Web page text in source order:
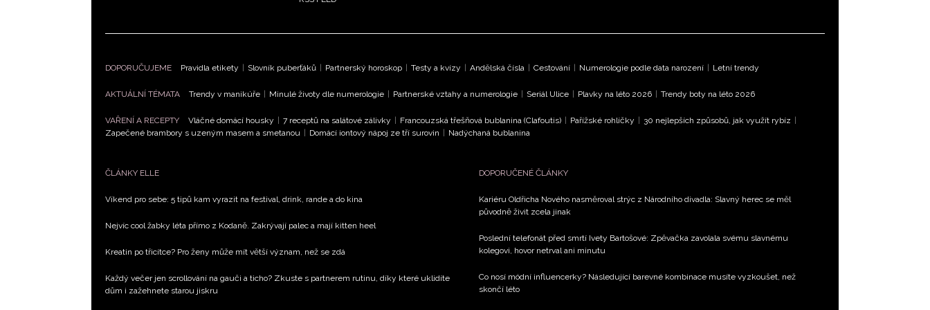
DOPORUČUJEME Pravidla etikety Slovník puberťáků Partnerský horoskop Testy a kvízy Andělská čísla Cestování Numerologie podle data narození Letní trendy
AKTUÁLNÍ TÉMATA Trendy v manikúře Minulé životy dle numerologie Partnerské vztahy a numerologie Seriál Ulice Plavky na léto 2026 Trendy boty na léto 2026
VAŘENÍ A RECEPTY Vláčné domácí housky 7 receptů na salátové zálivky Francouzská třešňová bublanina (Clafoutis) Pařížské rohlíčky 30 nejlepších způsobů, jak využít rybíz
Zapečené brambory s uzeným masem a smetanou
Domácí iontový nápoj ze tří surovin Nadýchaná bublanina
ČLÁNKY ELLE
Víkend pro sebe: 5 tipů kam vyrazit na festival, drink, rande a do kina
Nejvíc cool žabky léta přímo z Kodaně. Zakrývají palec a mají kitten heel
Kreatin po třicítce? Pro ženy může mít větší význam, než se zdá
Každý večer jen scrollování na gauči a ticho? Zkuste s partnerem rutinu, díky které uklidíte
dům i zažehnete starou jiskru
DOPORUČENÉ ČLÁNKY
Kariéru Oldřicha Nového nasměroval strýc z Národního divadla: Slavný herec se měl
původně živit zcela jinak
Poslední telefonát před smrtí Ivety Bartošové: Zpěvačka zavolala svému slavnému
kolegovi, hovor netrval ani minutu
Co nosí módní influencerky? Následující barevné kombinace musíte vyzkoušet, než
skončí léto